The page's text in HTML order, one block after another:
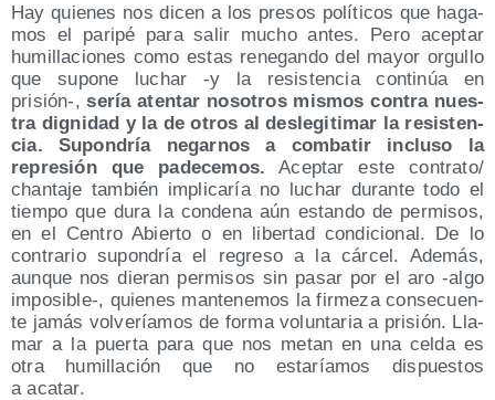
Hay quie­nes nos dicen a los pre­sos polí­ti­cos que haga­
mos el pari­pé para salir mucho antes. Pero acep­tar
humi­lla­cio­nes como estas rene­gan­do del mayor orgu­llo
que supo­ne luchar ‑y la resis­ten­cia con­ti­núa en
prisión‑,sería aten­tar noso­tros mis­mos con­tra nues­
tra dig­ni­dad y la de otros al des­le­gi­ti­mar la resis­ten­
cia. Supon­dría negar­nos a com­ba­tir inclu­so la
repre­sión que pade­ce­mos. Acep­tar este contrato/​
chantaje tam­bién impli­ca­ría no luchar duran­te todo el
tiem­po que dura la con­de­na aún estan­do de per­mi­sos,
en el Cen­tro Abier­to o en liber­tad con­di­cio­nal. De lo
con­tra­rio supon­dría el regre­so a la cár­cel. Ade­más,
aun­que nos die­ran per­mi­sos sin pasar por el aro ‑algo
imposible‑, quie­nes man­te­ne­mos la fir­me­za con­se­cuen­
te jamás vol­ve­ría­mos de for­ma volun­ta­ria a pri­sión. Lla­
mar a la puer­ta para que nos metan en una cel­da es
otra humi­lla­ción que no esta­ría­mos dis­pues­tos
a acatar.